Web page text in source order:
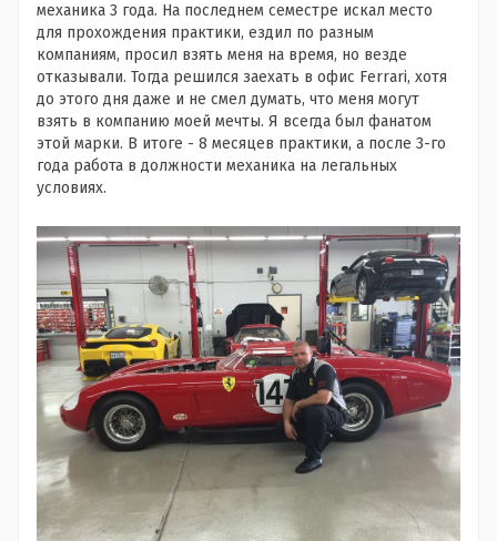
механика 3 года. На последнем семестре искал место
для прохождения практики, ездил по разным
компаниям, просил взять меня на время, но везде
отказывали. Тогда решился заехать в офис Ferrari, хотя
до этого дня даже и не смел думать, что меня могут
взять в компанию моей мечты. Я всегда был фанатом
этой марки. В итоге - 8 месяцев практики, а после 3-го
года работа в должности механика на легальных
условиях.